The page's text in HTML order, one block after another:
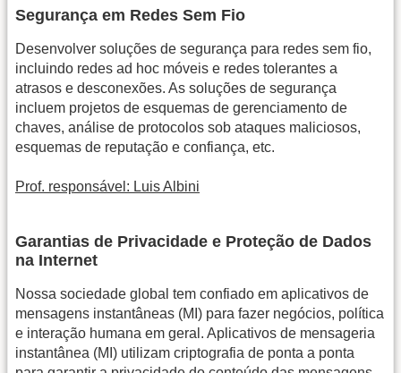
Segurança em Redes Sem Fio
Desenvolver soluções de segurança para redes sem fio,
incluindo redes ad hoc móveis e redes tolerantes a
atrasos e desconexões. As soluções de segurança
incluem projetos de esquemas de gerenciamento de
chaves, análise de protocolos sob ataques maliciosos,
esquemas de reputação e confiança, etc.
Prof. responsável: Luis Albini
Garantias de Privacidade e Proteção de Dados
na Internet
Nossa sociedade global tem confiado em aplicativos de
mensagens instantâneas (MI) para fazer negócios, política
e interação humana em geral. Aplicativos de mensageria
instantânea (MI) utilizam criptografia de ponta a ponta